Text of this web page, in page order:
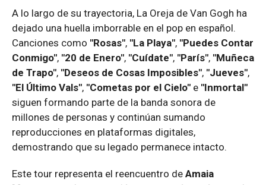
A lo largo de su trayectoria, La Oreja de Van Gogh ha
dejado una huella imborrable en el pop en español.
Canciones como "Rosas", "La Playa", "Puedes Contar
Conmigo", "20 de Enero", "Cuídate", "París", "Muñeca
de Trapo", "Deseos de Cosas Imposibles", "Jueves",
"El Último Vals", "Cometas por el Cielo" e "Inmortal"
siguen formando parte de la banda sonora de
millones de personas y continúan sumando
reproducciones en plataformas digitales,
demostrando que su legado permanece intacto.
Este tour representa el reencuentro de Amaia